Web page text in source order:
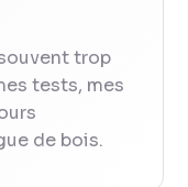
trop
tests, mes
de bois.